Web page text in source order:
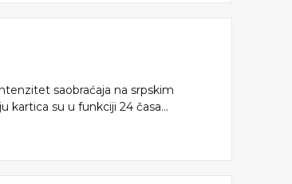
saobraćaja na srpskim
kartica su u funkciji 24 časa...